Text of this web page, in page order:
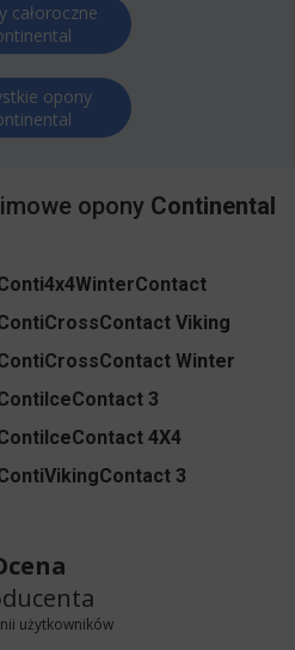
całoroczne
opony
opony Continental
Viking
Winter
3
4X4
3
użytkowników